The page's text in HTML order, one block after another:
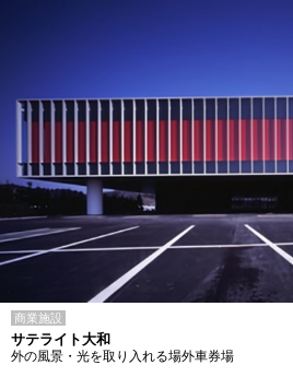
商業施設
サテライト大和
外の風景・光を取り入れる場外車券場